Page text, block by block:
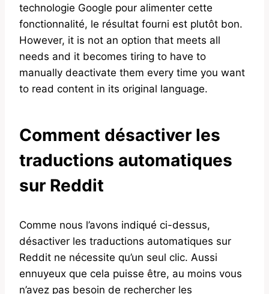
technologie Google pour alimenter cette
fonctionnalité, le résultat fourni est plutôt bon.
However, it is not an option that meets all
needs and it becomes tiring to have to
manually deactivate them every time you want
to read content in its original language.
Comment désactiver les
traductions automatiques
sur Reddit
Comme nous l’avons indiqué ci-dessus,
désactiver les traductions automatiques sur
Reddit ne nécessite qu’un seul clic. Aussi
ennuyeux que cela puisse être, au moins vous
n’avez pas besoin de rechercher les